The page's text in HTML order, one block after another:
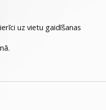
uz vietu gaidīšanas